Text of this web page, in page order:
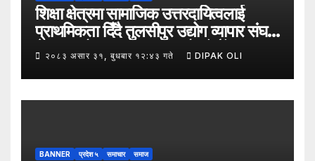
शिक्षा क्षेत्रमा सामाजिक उत्तरदायित्वलाई
प्राथमिकता दिँदै तुलसीपुर उद्योग व्यापार संघले
नेपाल उद्योग व्यापार महासंघको पाँचौँ स्थापना
दिवसको अवसर पारेर तुलसीपुर
उपमहानगरपालिका–५, गैरापातु स्थित श्री
जनश्रमिक आ बि विद्यालयका विद्यार्थीहरूलाई
२०८३ असार ३१, बुधबार १२:४३ गते DIPAK OLI
BANNER प्रदेश ५ समाचार समाज